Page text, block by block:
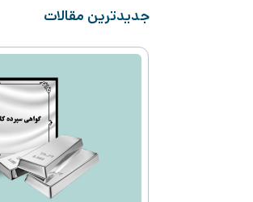
جدیدترین مقالات